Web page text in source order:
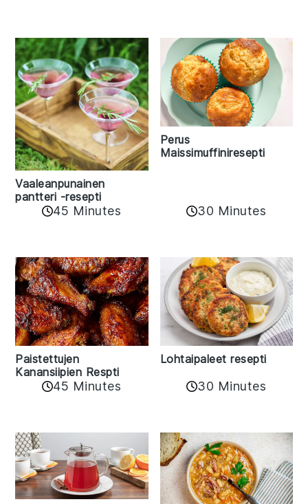
Vaaleanpunainen
pantteri -resepti
45 Minutes
Perus
Maissimuffiniresepti
30 Minutes
Paistettujen
Kanansiipien Respti
45 Minutes
Lohtaipaleet resepti
30 Minutes